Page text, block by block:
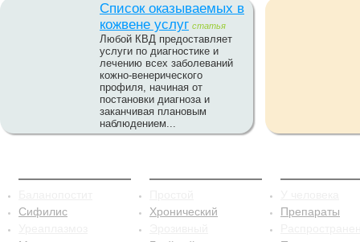
Список оказываемых в
кожвене услуг статья
Любой КВД предоставляет
услуги по диагностике и
лечению всех заболеваний
кожно-венерического
профиля, начиная от
постановки диагноза и
заканчивая плановым
наблюдением...
Сифилис
Хронический
Препараты